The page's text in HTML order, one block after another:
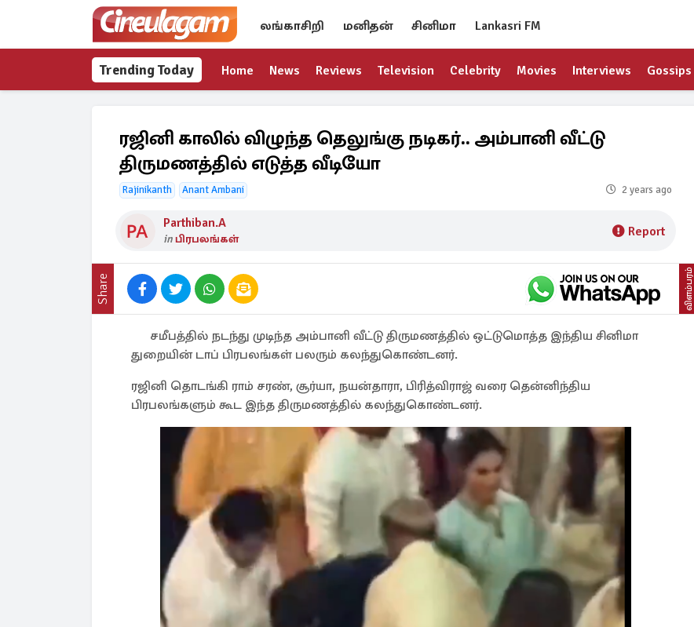
லங்காசிறி மனிதன் சினிமா Lankasri FM
Trending Today Home News Reviews Television Celebrity Movies Interviews Gossips
ரஜினி காலில் விழுந்த தெலுங்கு நடிகர்.. அம்பானி வீட்டு
திருமணத்தில் எடுத்த வீடியோ
Rajinikanth Anant Ambani 2 years ago
Parthiban.A
inபிரபலங்கள் Report
Share விளம்பரம்
சமீபத்தில் நடந்து முடிந்த அம்பானி வீட்டு திருமணத்தில் ஒட்டுமொத்த இந்திய சினிமா
துறையின் டாப் பிரபலங்கள் பலரும் கலந்துகொண்டனர்.
ரஜினி தொடங்கி ராம் சரண், சூர்யா, நயன்தாரா, பிரித்விராஜ் வரை தென்னிந்திய
பிரபலங்களும் கூட இந்த திருமணத்தில் கலந்துகொண்டனர்.